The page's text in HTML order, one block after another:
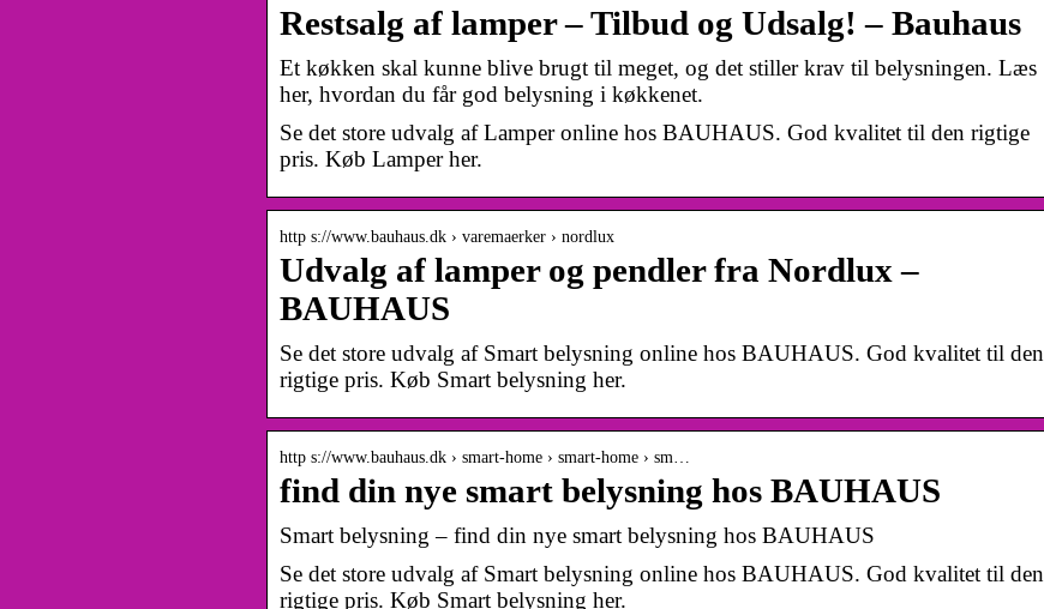
Restsalg af lamper – Tilbud og Udsalg! – Bauhaus
Et køkken skal kunne blive brugt til meget, og det stiller krav til belysningen. Læs
her, hvordan du får god belysning i køkkenet.
Se det store udvalg af Lamper online hos BAUHAUS. God kvalitet til den rigtige
pris. Køb Lamper her.
http s://www.bauhaus.dk › varemaerker › nordlux
Udvalg af lamper og pendler fra Nordlux –
BAUHAUS
Se det store udvalg af Smart belysning online hos BAUHAUS. God kvalitet til den
rigtige pris. Køb Smart belysning her.
http s://www.bauhaus.dk › smart-home › smart-home › sm…
find din nye smart belysning hos BAUHAUS
Smart belysning – find din nye smart belysning hos BAUHAUS
Se det store udvalg af Smart belysning online hos BAUHAUS. God kvalitet til den
rigtige pris. Køb Smart belysning her.